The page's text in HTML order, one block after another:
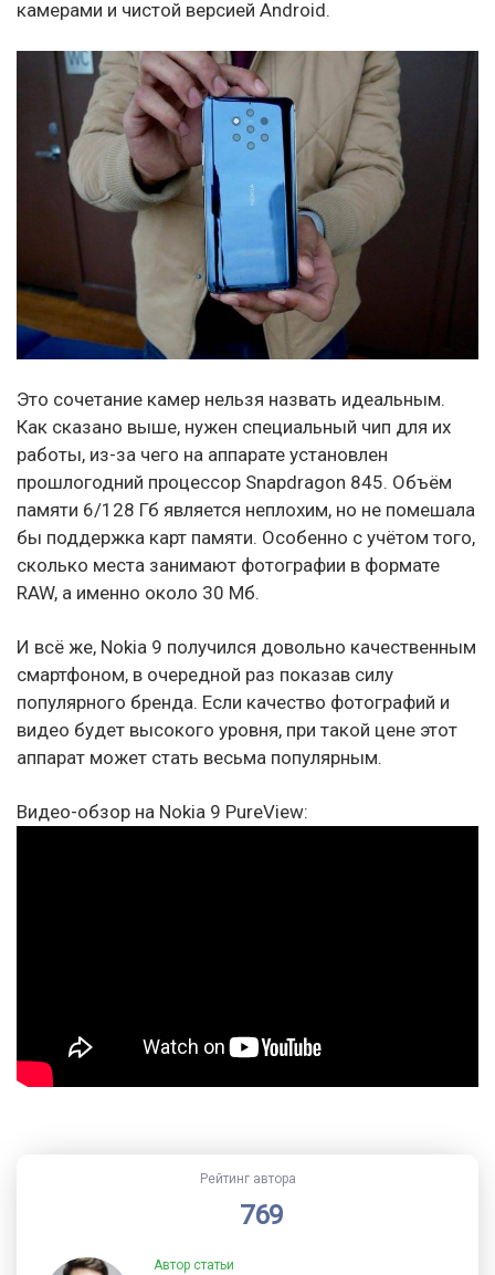
камерами и чистой версией Android.
Это сочетание камер нельзя назвать идеальным.
Как сказано выше, нужен специальный чип для их
работы, из-за чего на аппарате установлен
прошлогодний процессор Snapdragon 845. Объём
памяти 6/128 Гб является неплохим, но не помешала
бы поддержка карт памяти. Особенно с учётом того,
сколько места занимают фотографии в формате
RAW, а именно около 30 Мб.
И всё же, Nokia 9 получился довольно качественным
смартфоном, в очередной раз показав силу
популярного бренда. Если качество фотографий и
видео будет высокого уровня, при такой цене этот
аппарат может стать весьма популярным.
Видео-обзор на Nokia 9 PureView:
Рейтинг автора
769
Автор статьи